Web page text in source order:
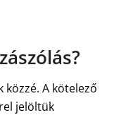
közzé. A kötelező
jelöltük